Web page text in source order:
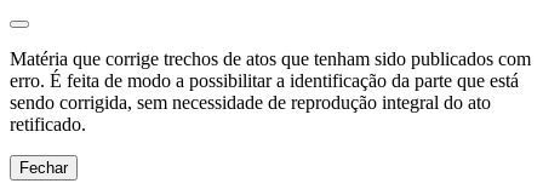
Matéria que corrige trechos de atos que tenham sido publicados com
erro. É feita de modo a possibilitar a identificação da parte que está
sendo corrigida, sem necessidade de reprodução integral do ato
retificado.
Fechar